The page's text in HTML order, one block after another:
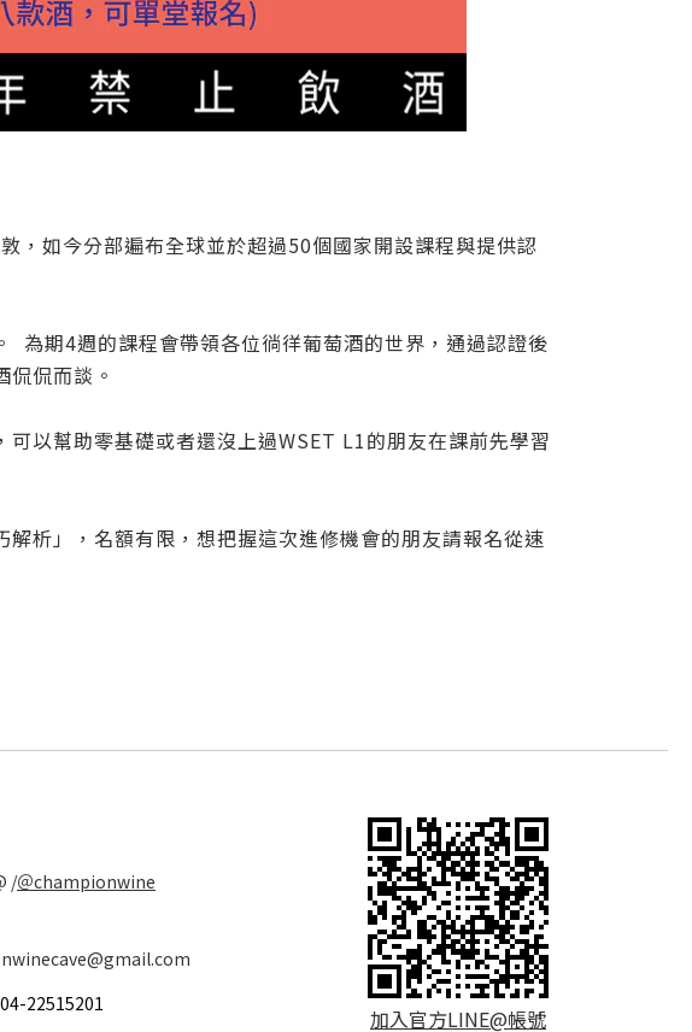
，如今分部遍布全球並於超過50個國家開設課程與提供認
為期4週的課程會帶領各位徜徉葡萄酒的世界，通過認證後
侃而談。
以幫助零基礎或者還沒上過WSET L1的朋友在課前先學習
析」，名額有限，想把握這次進修機會的朋友請報名從速
/＠championwine
22515201
加入官方LINE@帳號